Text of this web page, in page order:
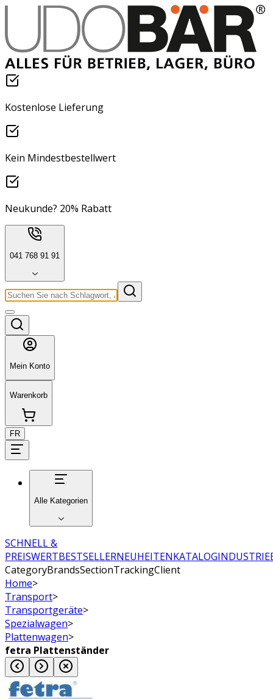
Kostenlose Lieferung
Kein Mindestbestellwert
Neukunde? 20% Rabatt
041 768 91 91
Mein Konto
Warenkorb
FR
Alle Kategorien
SCHNELL &
PREISWERTBESTSELLERNEUHEITENKATALOG
CategoryBrandsSectionTrackingClient
Home>
Transport>
Transportgeräte>
Spezialwagen>
Plattenwagen>
fetra Plattenständer